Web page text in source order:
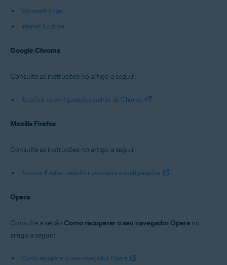
Microsoft Edge
Internet Explorer
Google Chrome
Consulte as instruções no artigo a seguir:
Redefinir as configurações padrão do Chrome
Mozilla Firefox
Consulte as instruções no artigo a seguir:
Renovar Firefox - redefinir extensões e configurações
Opera
Consulte a seção Como recuperar o seu navegador Opera no
artigo a seguir:
Como recuperar o seu navegador Opera